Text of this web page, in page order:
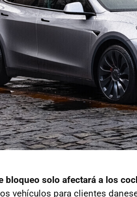
bloqueo solo afectará a los
vehículos para clientes